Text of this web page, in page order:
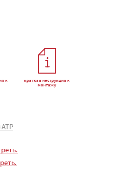
к
краткая инструкция к
монтажу